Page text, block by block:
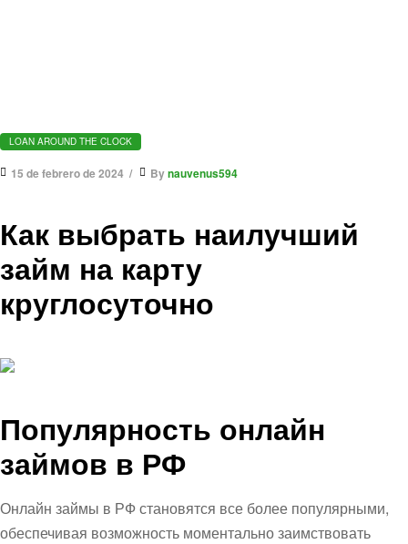
LOAN AROUND THE CLOCK
15 de febrero de 2024 Bynauvenus594
Как выбрать наилучший
займ на карту
круглосуточно
Популярность онлайн
займов в РФ
Онлайн займы в РФ становятся все более популярными,
обеспечивая возможность моментально заимствовать